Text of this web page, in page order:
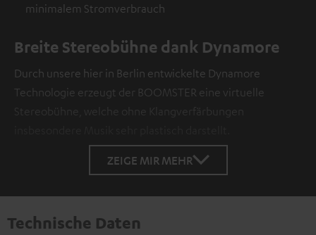
minimalem Stromverbrauch
Breite Stereobühne dank Dynamore
Durch unsere hier in Berlin entwickelte Dynamore
Technologie erzeugt der BOOMSTER eine virtuelle
Stereobühne, welche ohne Klangverfärbungen
ZEIGE MIR MEHR
Technische Daten